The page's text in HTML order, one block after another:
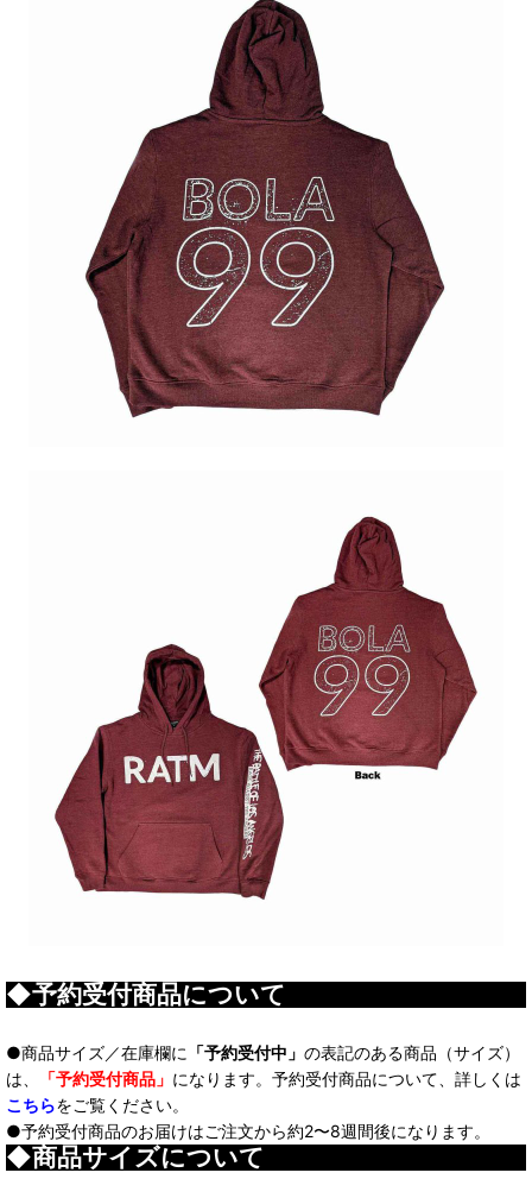
◆予約受付商品について
●商品サイズ／在庫欄に 「予約受付中」 の表記のある商品（サイズ）
は、
「予約受付商品」 になります。予約受付商品について、詳しくは
こちらをご覧ください。
●予約受付商品のお届けはご注文から約2〜8週間後になります。
◆商品サイズについて